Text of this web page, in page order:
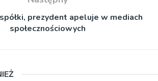
prezydent apeluje w mediach
społecznościowych